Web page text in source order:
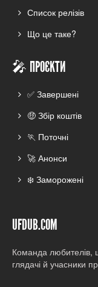
Список релізів
Що це таке?
🎤 ПРОЄКТИ
✅ Завершені
🤑 Збір коштів
🏃 Поточні
🚀 Анонси
❄️ Заморожені
UFDUB.COM
Команда
глядачі й учасники